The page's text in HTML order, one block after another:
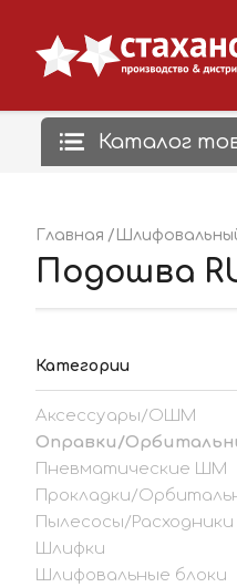
Каталог
Главная
Подошва
Категории
Аксессуары/ОШМ
Оправки/
Пневматические ШМ
Прокладки/
Пылесосы/Расходники
Шлифки
Шлифовальные блоки